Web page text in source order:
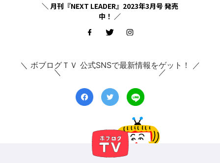
＼ 月刊『NEXT LEADER』2023年3月号 発売
中！ ／
＼ ボブログＴＶ 公式SNSで最新情報をゲット！ ／